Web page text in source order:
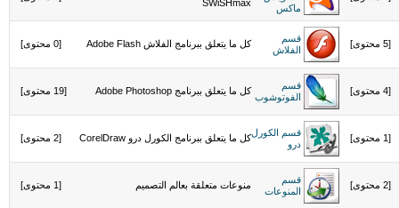
ماكس
SWiSHmax
[5 محتوى]
قسم
الفلاش
كل ما يتعلق ببرنامج الفلاش Adobe Flash [0 محتوى]
[4 محتوى]
قسم
الفوتوشوب
كل ما يتعلق ببرنامج Adobe Photoshop [19 محتوى]
[1 محتوى]
قسم الكورل
درو
كل ما يتعلق ببرنامج الكورل درو CorelDraw [2 محتوى]
[2 محتوى]
قسم
المنوعات
منوعات متعلقة بعالم التصميم [1 محتوى]